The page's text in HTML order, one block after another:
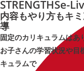
STRENGTHSe-
内容もやり方もキ
導
固定のカリキュラムはあ
お子さんの学習状況や目
キュラムで